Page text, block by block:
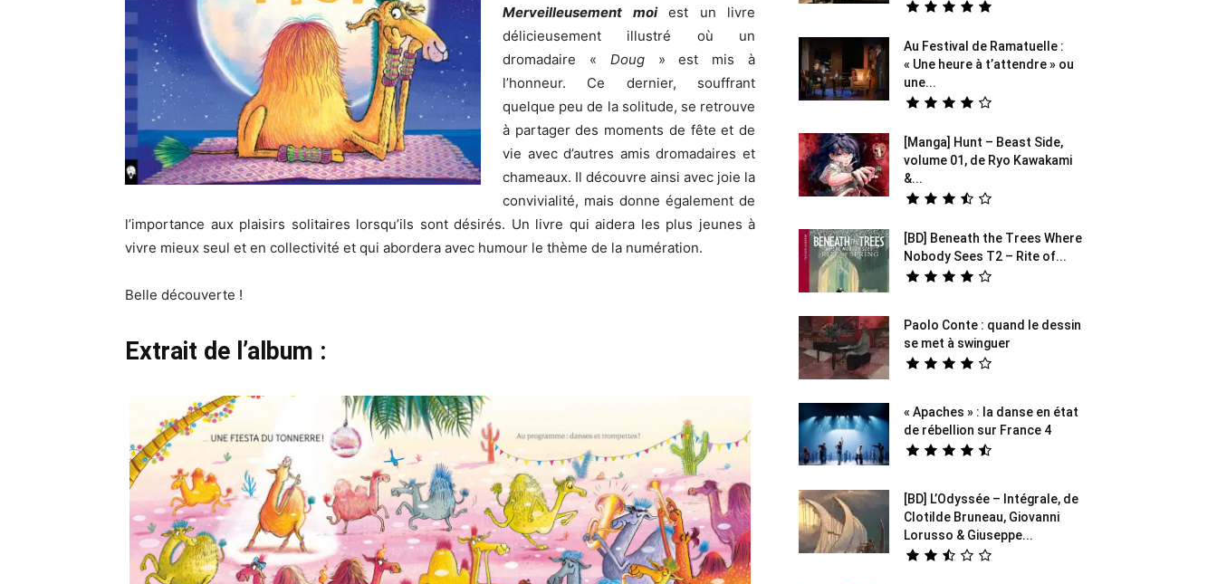
Merveilleusement moiest un livre
délicieusement illustré où un
dromadaire « Doug » est mis à
l’honneur. Ce dernier, souffrant
quelque peu de la solitude, se retrouve
à partager des moments de fête et de
vie avec d’autres amis dromadaires et
chameaux. Il découvre ainsi avec joie la
convivialité, mais donne également de
l’importance aux plaisirs solitaires lorsqu’ils sont désirés. Un livre qui aidera les plus jeunes à
vivre mieux seul et en collectivité et qui abordera avec humour le thème de la numération.
Belle découverte !
Extrait de l’album :
Au Festival de Ramatuelle :
« Une heure à t’attendre » ou
une...
[Manga] Hunt – Beast Side,
volume 01, de Ryo Kawakami
&...
[BD] Beneath the Trees Where
Nobody Sees T2 – Rite of...
Paolo Conte : quand le dessin
se met à swinguer
« Apaches » : la danse en état
de rébellion sur France 4
[BD] L’Odyssée – Intégrale, de
Clotilde Bruneau, Giovanni
Lorusso & Giuseppe...